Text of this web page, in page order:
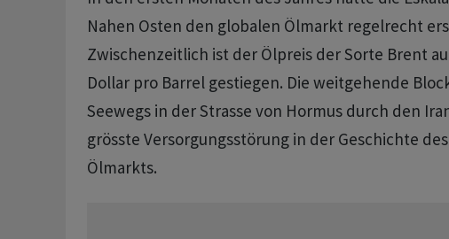
Nahen Osten den globalen Ölmarkt regelrecht
Zwischenzeitlich ist der Ölpreis der Sorte Brent
Dollar pro Barrel gestiegen. Die weitgehende
Seewegs in der Strasse von Hormus durch den
grösste Versorgungsstörung in der Geschichte
Ölmarkts.